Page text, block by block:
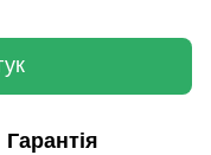
Гарантія